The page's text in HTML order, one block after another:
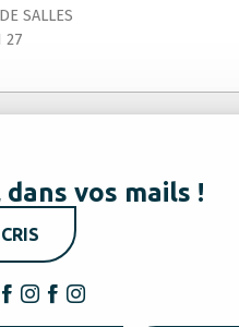
SALLES
27
vos mails !